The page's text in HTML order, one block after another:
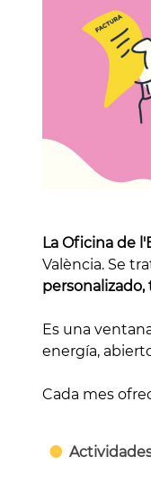
La Oficina de
València. Se
Es una
energía,
Cada mes